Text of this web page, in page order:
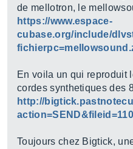
de mellotron, le
https://www.espace-
cubase.org/include/
En voila un qui reproduit
cordes synthetiques des
http://
action=SEND&fileid=110
Toujours chez Bigtick,